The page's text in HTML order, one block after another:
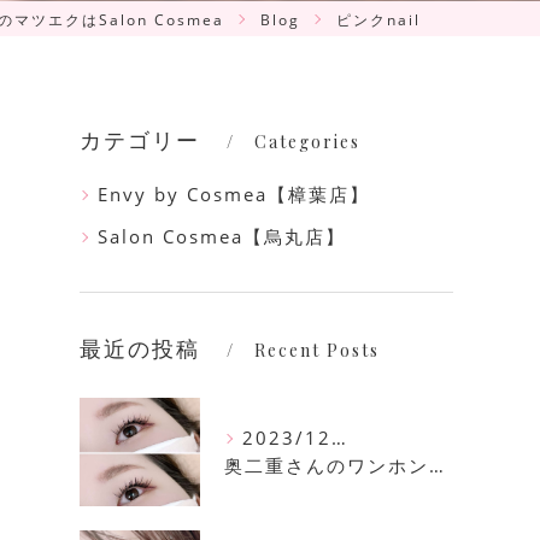
マツエクはSalon Cosmea Blog ピンクnail
カテゴリー Categories
Envy by Cosmea【樟葉店】
Salon Cosmea【烏丸店】
最近の投稿 Recent Posts
2023/12/16
奥二重さんのワンホンマツエク